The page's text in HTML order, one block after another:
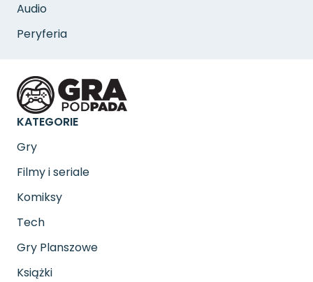
Audio
Peryferia
KATEGORIE
Gry
Filmy i seriale
Komiksy
Tech
Gry Planszowe
Książki